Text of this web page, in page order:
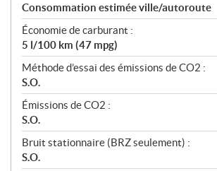
Consommation estimée ville/autoroute
Économie de carburant :
5 l/100 km (47 mpg)
Méthode d’essai des émissions de CO2 :
S.O.
Émissions de CO2 :
S.O.
Bruit stationnaire (BRZ seulement) :
S.O.